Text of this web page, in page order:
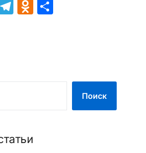
Telegram
Odnoklassniki
Поиск